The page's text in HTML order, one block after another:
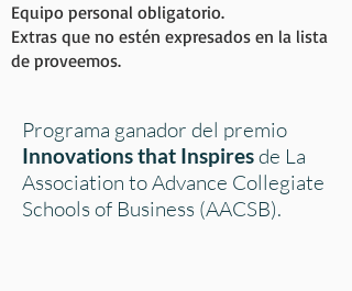
Equipo personal obligatorio.
Extras que no estén expresados en la lista
de proveemos.
Programa ganador del premio
Innovations that Inspiresde La
Association to Advance Collegiate
Schools of Business (AACSB).